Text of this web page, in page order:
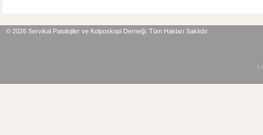
© 2026 Servikal Patolojiler ve Kolposkopi Derneği. Tüm Hakları Saklıdır